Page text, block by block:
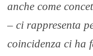
anche come
– ci rappresenta
coincidenza ci ha